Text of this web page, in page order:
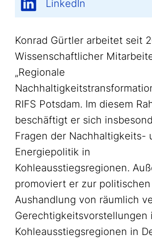
LinkedIn
Konrad Gürtler arbeitet seit
Wissenschaftlicher
„Regionale
RIFS Potsdam. Im diesem
beschäftigt er sich
Fragen der Nachhaltigkeits-
Energiepolitik in
Kohleausstiegsregionen.
promoviert er zur politischen
Aushandlung von räumlich
Gerechtigkeitsvorstellungen
Kohleausstiegsregionen in